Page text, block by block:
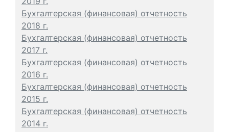
Бухгалтерская (финансовая) отчетность
2018 г.
Бухгалтерская (финансовая) отчетность
2017 г.
Бухгалтерская (финансовая) отчетность
2016 г.
Бухгалтерская (финансовая) отчетность
2015 г.
Бухгалтерская (финансовая) отчетность
2014 г.